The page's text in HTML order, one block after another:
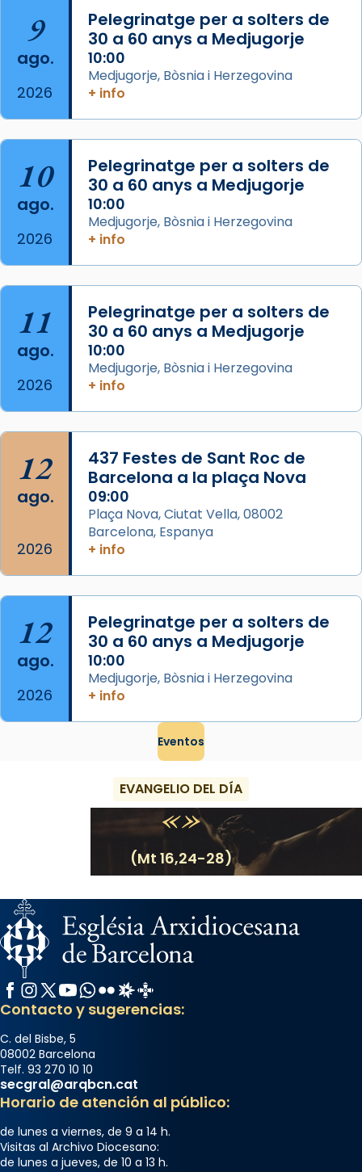
L’arquebisbe de Barcelona, el cardenal Joan
Josep Omella, ha presidit la missa i l’ha
concelebrat el bisbe auxiliar de Barcelona,
Mons. David Abadías.
📸 Dr. G. Simón
Foto
Arquebisbat de Barcelona
2 weeks ago
Memòria de les santes Juliana i
Acompanyant la història de sant Cugat, a
partir de l’Edat Mitjana sorgeix la tradició
que les santes Juliana (“relatiu a Júlia”) i
Semproniana (“relatiu a Semprònia =
eterna”) són deixebles seves. I l’any 1667, el
frare Joan Gaspar Roig, afirma en una obra
que les santes són filles de l’antiga Iluro.
Mataró en reivindicarà les relíq
Foto
View on Facebook · Share
9
ago.
2026
Pelegrinatge per a solters de
30 a 60 anys a Medjugorje
10:00
Medjugorje, Bòsnia i Herzegovina
+ info
10
ago.
2026
Pelegrinatge per a solters de
30 a 60 anys a Medjugorje
10:00
Medjugorje, Bòsnia i Herzegovina
+ info
11
ago.
2026
Pelegrinatge per a solters de
30 a 60 anys a Medjugorje
10:00
Medjugorje, Bòsnia i Herzegovina
+ info
12
ago.
2026
437 Festes de Sant Roc de
Barcelona a la plaça Nova
09:00
Plaça Nova, Ciutat Vella, 08002
Barcelona, Espanya
+ info
12
ago.
2026
Pelegrinatge per a solters de
30 a 60 anys a Medjugorje
10:00
Medjugorje, Bòsnia i Herzegovina
+ info
Eventos
EVANGELIO DEL DÍA
(Mt 16,24-28)
Facebook
Instagram
X / Twitter
YouTube
WhatsApp
FlickrRadio Estel
Catalunya Cristiana
Contacto y sugerencias:
C. del Bisbe, 5
08002 Barcelona
Telf. 93 270 10 10
secgral@arqbcn.cat
Horario de atención al público:
de lunes a viernes, de 9 a 14 h.
Visitas al Archivo Diocesano:
de lunes a jueves, de 10 a 13 h.